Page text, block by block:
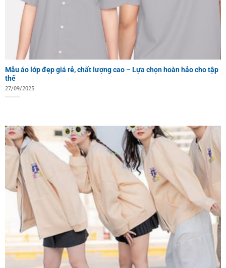
Mẫu áo lớp đẹp giá rẻ, chất lượng cao – Lựa chọn hoàn hảo cho tập
thể
27/09/2025